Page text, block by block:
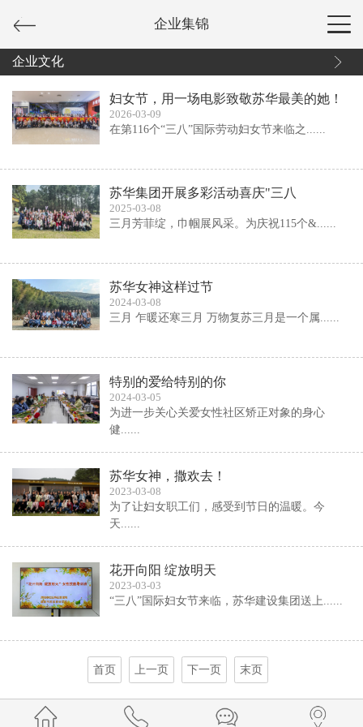
企业集锦
企业文化
妇女节，用一场电影致敬苏华最美的她！
2026-03-09
在第116个“三八”国际劳动妇女节来临之......
苏华集团开展多彩活动喜庆"三八
2025-03-08
三月芳菲绽，巾帼展风采。为庆祝115个&......
苏华女神这样过节
2024-03-08
三月 乍暖还寒三月 万物复苏三月是一个属......
特别的爱给特别的你
2024-03-05
为进一步关心关爱女性社区矫正对象的身心
健......
苏华女神，撒欢去！
2023-03-08
为了让妇女职工们，感受到节日的温暖。今
天......
花开向阳 绽放明天
2023-03-03
“三八”国际妇女节来临，苏华建设集团送上......
首页 上一页 下一页 末页